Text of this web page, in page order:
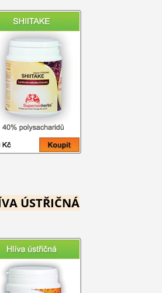
ÚSTŘIČNÁ